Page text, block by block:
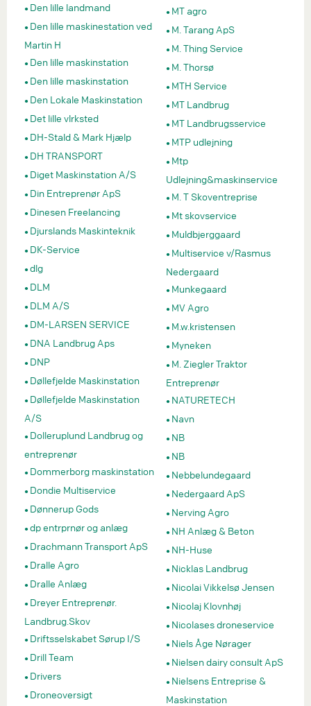
Den lille landmand
Den lille maskinestation ved
Martin H
Den lille maskinstation
Den lille maskinstation
Den Lokale Maskinstation
Det lille vlrksted
DH-Stald & Mark Hjælp
DH TRANSPORT
Diget Maskinstation A/S
Din Entreprenør ApS
Dinesen Freelancing
Djurslands Maskinteknik
DK-Service
dlg
DLM
DLM A/S
DM-LARSEN SERVICE
DNA Landbrug Aps
DNP
Døllefjelde Maskinstation
Døllefjelde Maskinstation
A/S
Dolleruplund Landbrug og
entreprenør
Dommerborg maskinstation
Dondie Multiservice
Dønnerup Gods
dp entrprnør og anlæg
Drachmann Transport ApS
Dralle Agro
Dralle Anlæg
Dreyer Entreprenør.
Landbrug.Skov
Driftsselskabet Sørup I/S
Drill Team
Drivers
Droneoversigt
MT agro
M. Tarang ApS
M. Thing Service
M. Thorsø
MTH Service
MT Landbrug
MT Landbrugsservice
MTP udlejning
Mtp
Udlejning&maskinservice
M. T Skoventreprise
Mt skovservice
Muldbjerggaard
Multiservice v/Rasmus
Nedergaard
Munkegaard
MV Agro
M.w.kristensen
Myneken
M. Ziegler Traktor
Entreprenør
NATURETECH
Navn
NB
NB
Nebbelundegaard
Nedergaard ApS
Nerving Agro
NH Anlæg & Beton
NH-Huse
Nicklas Landbrug
Nicolai Vikkelsø Jensen
Nicolaj Klovnhøj
Nicolases droneservice
Niels Åge Nørager
Nielsen dairy consult ApS
Nielsens Entreprise &
Maskinstation